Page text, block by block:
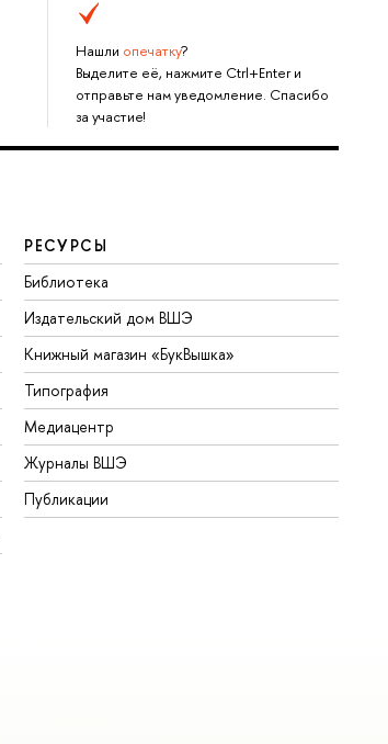
Нашли опечатку?
Выделите её, нажмите Ctrl+Enter и
отправьте нам уведомление. Спасибо
за участие!
РЕСУРСЫ
Библиотека
Издательский дом ВШЭ
Книжный магазин «БукВышка»
Типография
Медиацентр
Журналы ВШЭ
Публикации